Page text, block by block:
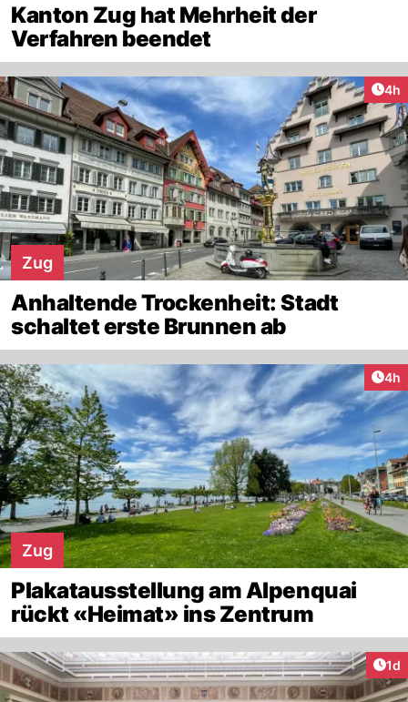
Kanton Zug hat Mehrheit der
Verfahren beendet
4h
Zug
Anhaltende Trockenheit: Stadt
schaltet erste Brunnen ab
4h
Zug
Plakatausstellung am Alpenquai
rückt «Heimat» ins Zentrum
1d